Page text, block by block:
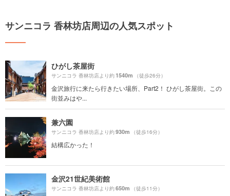
サンニコラ 香林坊店周辺の人気スポット
ひがし茶屋街
サンニコラ 香林坊店より約1540m （徒歩26分）
金沢旅行に来たら行きたい場所、Part2！ ひがし茶屋街。この
街並みはや...
兼六園
サンニコラ 香林坊店より約930m （徒歩16分）
結構広かった！
金沢21世紀美術館
サンニコラ 香林坊店より約650m （徒歩11分）